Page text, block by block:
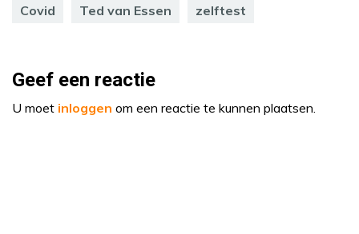
Covid Ted van Essen zelftest
Geef een reactie
U moet inloggen om een reactie te kunnen plaatsen.